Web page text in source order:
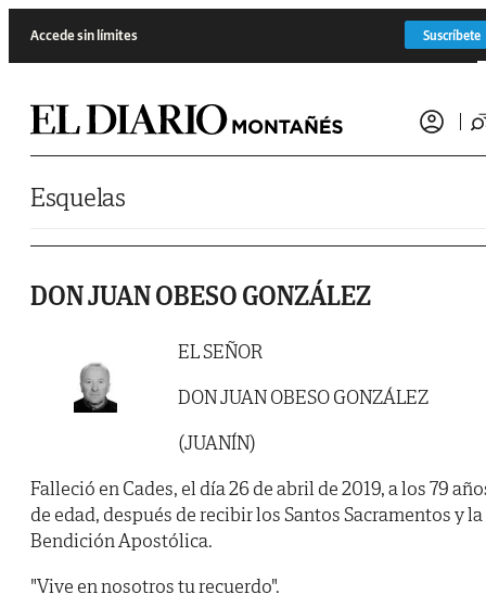
Accede sin límites Suscríbete
Esquelas
DON JUAN OBESO GONZÁLEZ
EL SEÑOR
DON JUAN OBESO GONZÁLEZ
(JUANÍN)
Falleció en Cades, el día 26 de abril de 2019, a los 79
de edad, después de recibir los Santos Sacramentos y la
Bendición Apostólica.
"Vive en nosotros tu recuerdo".